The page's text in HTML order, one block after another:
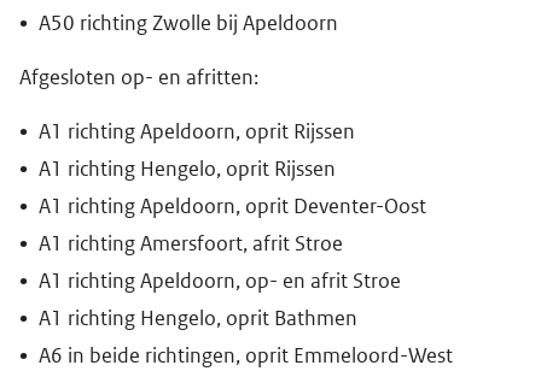
A50 richting Zwolle bij Apeldoorn
Afgesloten op- en afritten:
A1 richting Apeldoorn, oprit Rijssen
A1 richting Hengelo, oprit Rijssen
A1 richting Apeldoorn, oprit Deventer-Oost
A1 richting Amersfoort, afrit Stroe
A1 richting Apeldoorn, op- en afrit Stroe
A1 richting Hengelo, oprit Bathmen
A6 in beide richtingen, oprit Emmeloord-West